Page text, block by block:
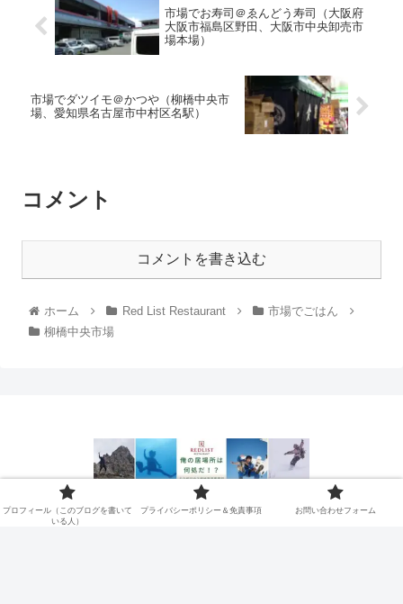
市場でお寿司＠ゑんどう寿司（大阪府
大阪市福島区野田、大阪市中央卸売市
場本場）
市場でダツイモ＠かつや（柳橋中央市
場、愛知県名古屋市中村区名駅）
コメント
コメントを書き込む
ホーム Red List Restaurant
市場でごはん
柳橋中央市場
プロフィール（このブログを書
いている人）
プライバシーポリシー＆免責事
プロフィール（このブログを書いて
いる人）
プライバシーポリシー＆免責事項 お問い合わせフォーム